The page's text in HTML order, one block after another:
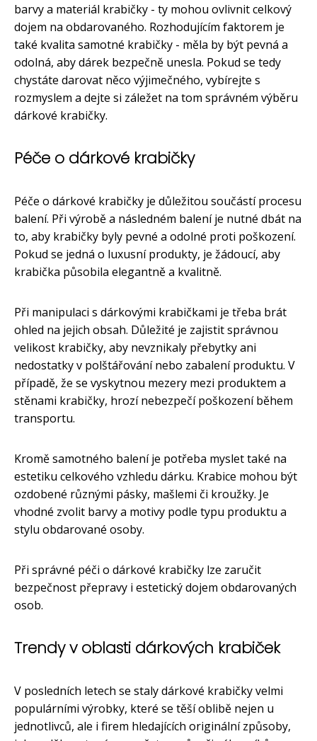
barvy a materiál krabičky - ty mohou ovlivnit celkový
dojem na obdarovaného. Rozhodujícím faktorem je
také kvalita samotné krabičky - měla by být pevná a
odolná, aby dárek bezpečně unesla. Pokud se tedy
chystáte darovat něco výjimečného, vybírejte s
rozmyslem a dejte si záležet na tom správném výběru
dárkové krabičky.
Péče o dárkové krabičky
Péče o dárkové krabičky je důležitou součástí procesu
balení. Při výrobě a následném balení je nutné dbát na
to, aby krabičky byly pevné a odolné proti poškození.
Pokud se jedná o luxusní produkty, je žádoucí, aby
krabička působila elegantně a kvalitně.
Při manipulaci s dárkovými krabičkami je třeba brát
ohled na jejich obsah. Důležité je zajistit správnou
velikost krabičky, aby nevznikaly přebytky ani
nedostatky v polštářování nebo zabalení produktu. V
případě, že se vyskytnou mezery mezi produktem a
stěnami krabičky, hrozí nebezpečí poškození během
transportu.
Kromě samotného balení je potřeba myslet také na
estetiku celkového vzhledu dárku. Krabice mohou být
ozdobené různými pásky, mašlemi či kroužky. Je
vhodné zvolit barvy a motivy podle typu produktu a
stylu obdarované osoby.
Při správné péči o dárkové krabičky lze zaručit
bezpečnost přepravy i estetický dojem obdarovaných
osob.
Trendy v oblasti dárkových krabiček
V posledních letech se staly dárkové krabičky velmi
populárními výrobky, které se těší oblibě nejen u
jednotlivců, ale i firem hledajících originální způsoby,